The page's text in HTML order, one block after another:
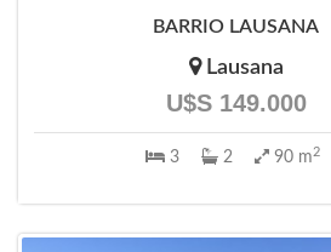
BARRIO LAUSANA
Lausana
U$S 149.000
3 2 90 m 2